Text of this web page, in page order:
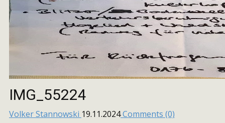
IMG_55224
Volker Stannowski 19.11.2024Comments (0)